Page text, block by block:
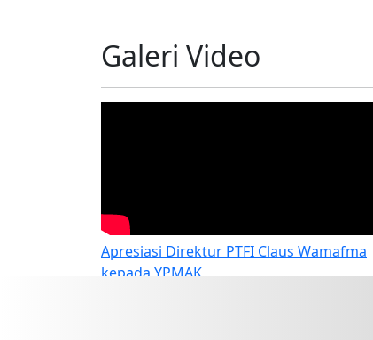
Galeri Video
Apresiasi Direktur PTFI Claus Wamafma
kepada YPMAK